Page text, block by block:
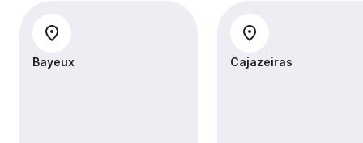
Bayeux Cajazeiras